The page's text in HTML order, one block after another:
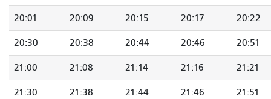
20:01 20:09 20:15 20:17 20:22
20:30 20:38 20:44 20:46 20:51
21:00 21:08 21:14 21:16 21:21
21:30 21:38 21:44 21:46 21:51